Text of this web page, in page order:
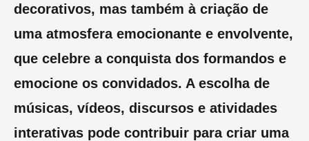
decorativos, mas também à criação de
uma atmosfera emocionante e envolvente,
que celebre a conquista dos formandos e
emocione os convidados. A escolha de
músicas, vídeos, discursos e atividades
interativas pode contribuir para criar uma